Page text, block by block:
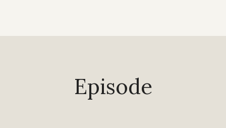
Episode